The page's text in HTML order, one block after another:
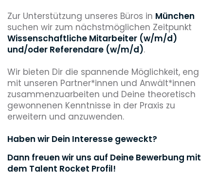
Zur Unterstützung unseres Büros in München
suchen wir zum nächstmöglichen Zeitpunkt
Wissenschaftliche Mitarbeiter (w/m/d)
und/oder Referendare (w/m/d).
Wir bieten Dir die spannende Möglichkeit, eng
mit unseren Partner*innen und Anwält*innen
zusammenzuarbeiten und Deine theoretisch
gewonnenen Kenntnisse in der Praxis zu
erweitern und anzuwenden.
Haben wir Dein Interesse geweckt?
Dann freuen wir uns auf Deine Bewerbung mit
dem Talent Rocket Profil!